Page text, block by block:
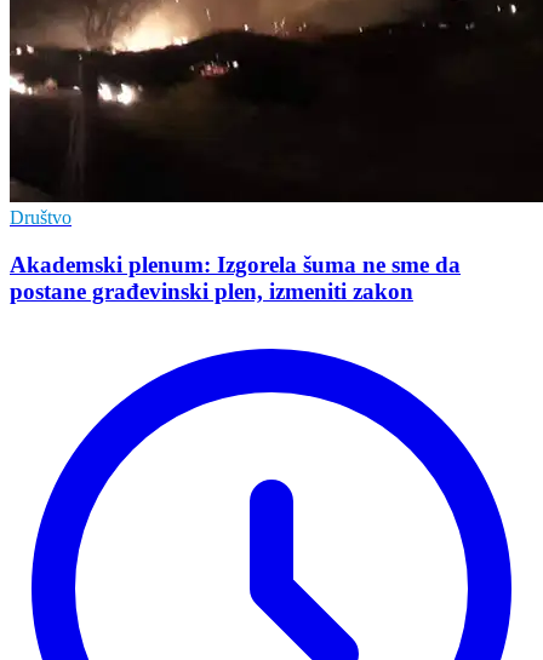
Društvo
Akademski plenum: Izgorela šuma ne sme da
postane građevinski plen, izmeniti zakon